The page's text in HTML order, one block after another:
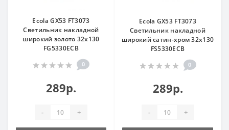
Ecola GX53 FT3073
Светильник накладной
широкий золото 32x130
FG5330ECB
0
289р.
- +
Ecola GX53 FT3073
Светильник накладной
широкий сатин-хром 32х130
FS5330ECB
0
289р.
- +